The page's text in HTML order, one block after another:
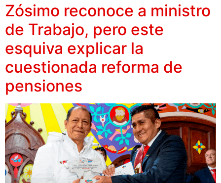
Zósimo reconoce a ministro
de Trabajo, pero este
esquiva explicar la
cuestionada reforma de
pensiones